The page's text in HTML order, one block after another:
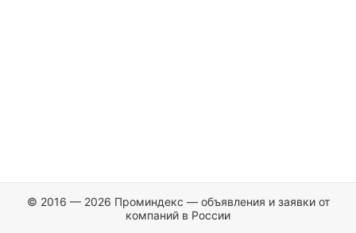
© 2016 — 2026 Проминдекс — объявления и заявки от
компаний в России